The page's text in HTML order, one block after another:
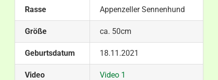
Rasse Appenzeller Sennenhund
Größe ca. 50cm
Geburtsdatum 18.11.2021
Video Video 1